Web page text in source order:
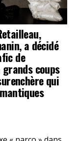
a décidé
de
coups
qui